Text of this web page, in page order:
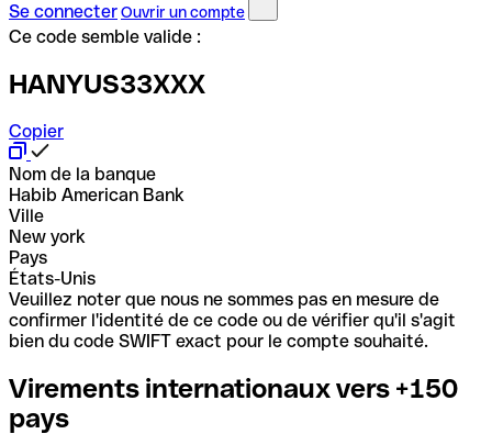
Se connecterOuvrir un compte
Ce code semble valide :
HANYUS33XXX
Copier
Nom de la banque
Habib American Bank
Ville
New york
Pays
États-Unis
Veuillez noter que nous ne sommes pas en mesure de
confirmer l'identité de ce code ou de vérifier qu'il s'agit
bien du code SWIFT exact pour le compte souhaité.
Virements internationaux vers +150
pays